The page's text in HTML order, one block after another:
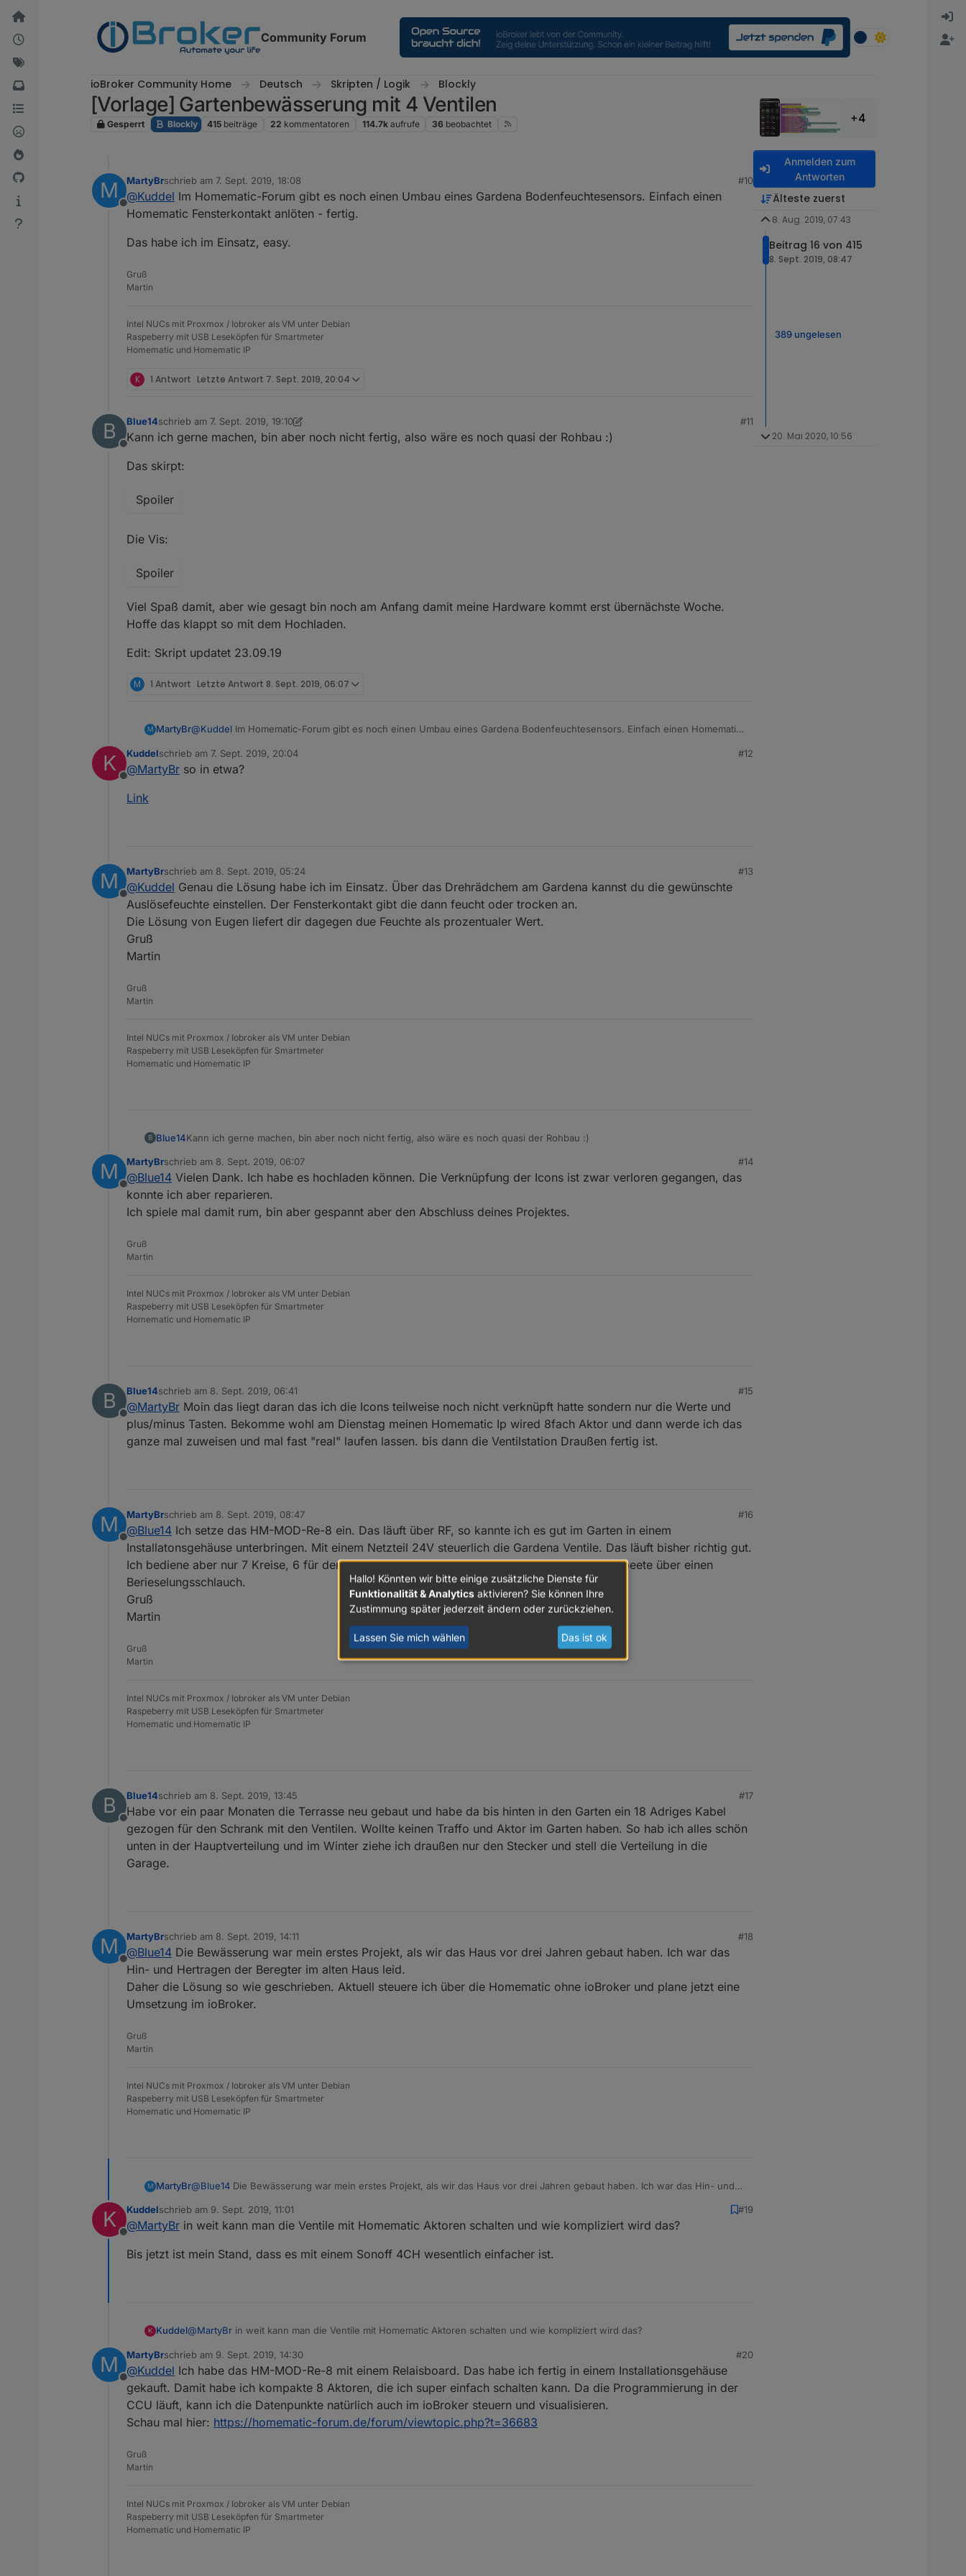
Weiter zum Inhalt
Community Forum
ioBroker Community Home Deutsch Skripten / Logik Blockly
[Vorlage] Gartenbewässerung mit 4 Ventilen
Gesperrt Blockly 415 beiträge 22 kommentatoren 114.7k aufrufe 36 beobachtet +4
M
Offline
MartyBrschrieb am 7. Sept. 2019, 18:08
zuletzt editiert von
#10
@Kuddel Im Homematic-Forum gibt es noch einen Umbau eines Gardena Bodenfeuchtesensors. Einfach einen
Homematic Fensterkontakt anlöten - fertig.
Das habe ich im Einsatz, easy.
Gruß
Martin
Intel NUCs mit Proxmox / Iobroker als VM unter Debian
Raspeberry mit USB Leseköpfen für Smartmeter
Homematic und Homematic IP
K 1 Antwort Letzte Antwort 7. Sept. 2019, 20:04
B
Offline
Blue14schrieb am 7. Sept. 2019, 19:10
zuletzt editiert von Blue14
#11
Kann ich gerne machen, bin aber noch nicht fertig, also wäre es noch quasi der Rohbau :)
Das skirpt:
Spoiler
Die Vis:
Spoiler
Viel Spaß damit, aber wie gesagt bin noch am Anfang damit meine Hardware kommt erst übernächste Woche.
Hoffe das klappt so mit dem Hochladen.
Edit: Skript updatet 23.09.19
M 1 Antwort Letzte Antwort 8. Sept. 2019, 06:07
M MartyBr@Kuddel
Das habe ich im Einsatz, easy.
K
Offline
Kuddelschrieb am 7. Sept. 2019, 20:04
zuletzt editiert von
#12
@MartyBr so in etwa?
Link
M
Offline
MartyBrschrieb am 8. Sept. 2019, 05:24
zuletzt editiert von
#13
@Kuddel Genau die Lösung habe ich im Einsatz. Über das Drehrädchem am Gardena kannst du die gewünschte
Auslösefeuchte einstellen. Der Fensterkontakt gibt die dann feucht oder trocken an.
Die Lösung von Eugen liefert dir dagegen due Feuchte als prozentualer Wert.
Gruß
Martin
Gruß
Martin
Intel NUCs mit Proxmox / Iobroker als VM unter Debian
Raspeberry mit USB Leseköpfen für Smartmeter
Homematic und Homematic IP
B Blue14Kann ich gerne machen, bin aber noch nicht fertig, also wäre es noch quasi der Rohbau :)
Das skirpt:
Spoiler
Viel Spaß damit, aber wie gesagt bin noch am Anfang damit meine Hardware kommt erst übernächste Woche.
Hoffe das klappt so mit dem Hochladen.
M
Offline
MartyBrschrieb am 8. Sept. 2019, 06:07
zuletzt editiert von
#14
@Blue14 Vielen Dank. Ich habe es hochladen können. Die Verknüpfung der Icons ist zwar verloren gegangen, das
konnte ich aber reparieren.
Ich spiele mal damit rum, bin aber gespannt aber den Abschluss deines Projektes.
Gruß
Martin
Intel NUCs mit Proxmox / Iobroker als VM unter Debian
Raspeberry mit USB Leseköpfen für Smartmeter
Homematic und Homematic IP
B
Offline
Blue14schrieb am 8. Sept. 2019, 06:41
zuletzt editiert von
#15
@MartyBr Moin das liegt daran das ich die Icons teilweise noch nicht verknüpft hatte sondern nur die Werte und
plus/minus Tasten. Bekomme wohl am Dienstag meinen Homematic Ip wired 8fach Aktor und dann werde ich das
ganze mal zuweisen und mal fast "real" laufen lassen. bis dann die Ventilstation Draußen fertig ist.
M
Offline
MartyBrschrieb am 8. Sept. 2019, 08:47
zuletzt editiert von
#16
@Blue14 Ich setze das HM-MOD-Re-8 ein. Das läuft über RF, so kannte ich es gut im Garten in einem
Installatonsgehäuse unterbringen. Mit einem Netzteil 24V steuerlich die Gardena Ventile. Das läuft bisher richtig gut.
Ich bediene aber nur 7 Kreise, 6 für den Rasen und einen Kreis für die Hecke und die Rosenbeete über einen
Berieselungsschlauch.
Gruß
Martin
Gruß
Martin
Intel NUCs mit Proxmox / Iobroker als VM unter Debian
Raspeberry mit USB Leseköpfen für Smartmeter
Homematic und Homematic IP
B
Offline
Blue14schrieb am 8. Sept. 2019, 13:45
zuletzt editiert von
#17
Habe vor ein paar Monaten die Terrasse neu gebaut und habe da bis hinten in den Garten ein 18 Adriges Kabel
gezogen für den Schrank mit den Ventilen. Wollte keinen Traffo und Aktor im Garten haben. So hab ich alles schön
unten in der Hauptverteilung und im Winter ziehe ich draußen nur den Stecker und stell die Verteilung in die
Garage.
M
Offline
MartyBrschrieb am 8. Sept. 2019, 14:11
zuletzt editiert von
#18
@Blue14 Die Bewässerung war mein erstes Projekt, als wir das Haus vor drei Jahren gebaut haben. Ich war das
Hin- und Hertragen der Beregter im alten Haus leid.
Daher die Lösung so wie geschrieben. Aktuell steuere ich über die Homematic ohne ioBroker und plane jetzt eine
Umsetzung im ioBroker.
Gruß
Martin
Intel NUCs mit Proxmox / Iobroker als VM unter Debian
Raspeberry mit USB Leseköpfen für Smartmeter
Homematic und Homematic IP
M MartyBr@Blue14 Die Bewässerung war mein erstes Projekt, als wir das Haus vor drei Jahren gebaut haben. Ich war das Hin- und
Daher die Lösung so wie geschrieben. Aktuell steuere ich über die Homematic ohne ioBroker und plane jetzt eine
Umsetzung im ioBroker.
K
Offline
Kuddelschrieb am 9. Sept. 2019, 11:01
zuletzt editiert von
#19
@MartyBr in weit kann man die Ventile mit Homematic Aktoren schalten und wie kompliziert wird das?
Bis jetzt ist mein Stand, dass es mit einem Sonoff 4CH wesentlich einfacher ist.
K Kuddel@MartyBr in weit kann man die Ventile mit Homematic Aktoren schalten und wie kompliziert wird das?
Bis jetzt ist mein Stand, dass es mit einem Sonoff 4CH wesentlich einfacher ist.
M
Offline
MartyBrschrieb am 9. Sept. 2019, 14:30
zuletzt editiert von
#20
@Kuddel Ich habe das HM-MOD-Re-8 mit einem Relaisboard. Das habe ich fertig in einem Installationsgehäuse
gekauft. Damit habe ich kompakte 8 Aktoren, die ich super einfach schalten kann. Da die Programmierung in der
CCU läuft, kann ich die Datenpunkte natürlich auch im ioBroker steuern und visualisieren.
Schau mal hier: https://homematic-forum.de/forum/viewtopic.php?t=36683
Gruß
Martin
Intel NUCs mit Proxmox / Iobroker als VM unter Debian
Raspeberry mit USB Leseköpfen für Smartmeter
Homematic und Homematic IP
Anmelden zum
Antworten
Älteste zuerst
8. Aug. 2019, 07:43
Beitrag 16 von 415
8. Sept. 2019, 08:47
389 ungelesen
20. Mai 2020, 10:56
Hallo! Könnten wir bitte einige zusätzliche Dienste für
Funktionalität & Analytics aktivieren? Sie können Ihre
Zustimmung später jederzeit ändern oder zurückziehen.
Lassen Sie mich wählen Das ist ok